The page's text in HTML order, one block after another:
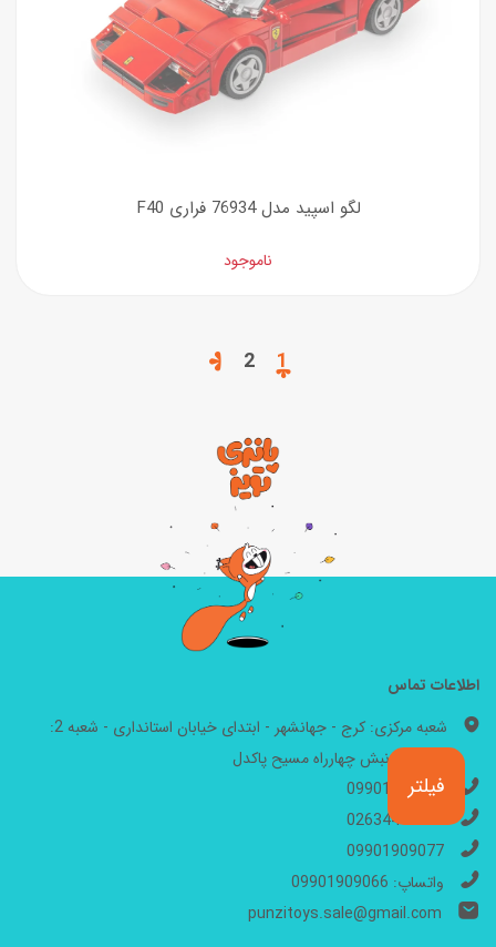
فیلتر
لگو اسپید مدل 76934 فراری F40
ناموجود
1
2
اطلاعات تماس
شعبه مرکزی: کرج - جهانشهر - ابتدای خیابان استانداری - شعبه 2:
مهرشهر - نبش چهارراه مسیح پاکدل
09901909066
02634446199
09901909077
واتساپ: 09901909066
punzitoys.sale@gmail.com